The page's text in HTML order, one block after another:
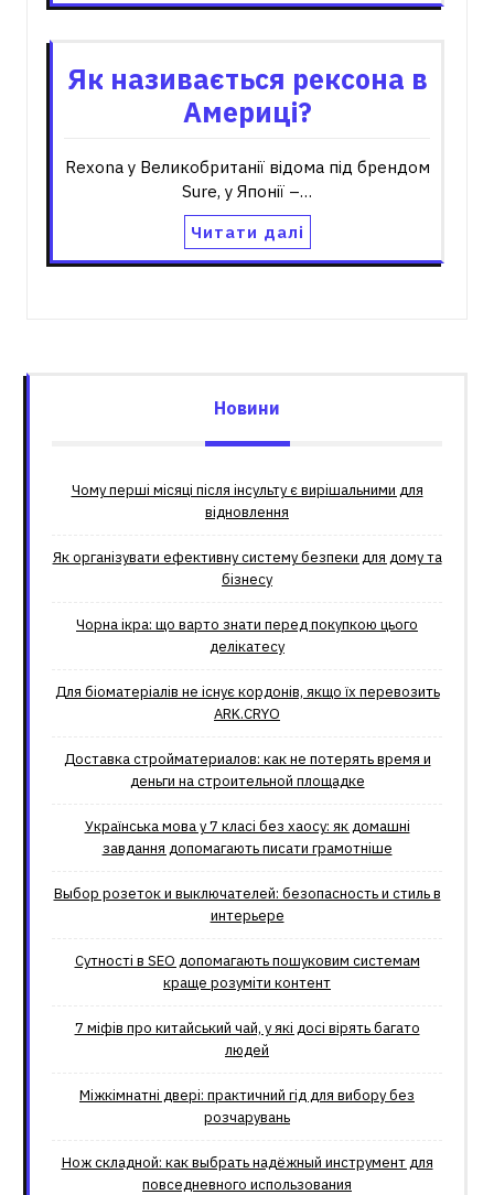
Як називається рексона в
Америці?
Rexona у Великобританії відома під брендом
Sure, у Японії –…
Читати далі
Новини
Чому перші місяці після інсульту є вирішальними для
відновлення
Як організувати ефективну систему безпеки для дому та
бізнесу
Чорна ікра: що варто знати перед покупкою цього
делікатесу
Для біоматеріалів не існує кордонів, якщо їх перевозить
ARK.CRYO
Доставка стройматериалов: как не потерять время и
деньги на строительной площадке
Українська мова у 7 класі без хаосу: як домашні
завдання допомагають писати грамотніше
Выбор розеток и выключателей: безопасность и стиль в
интерьере
Сутності в SEO допомагають пошуковим системам
краще розуміти контент
7 міфів про китайський чай, у які досі вірять багато
людей
Міжкімнатні двері: практичний гід для вибору без
розчарувань
Нож складной: как выбрать надёжный инструмент для
повседневного использования